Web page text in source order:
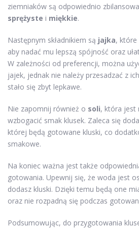
ziemniaków są odpowiednio
sprężyste i miękkie.
Następnym składnikiem są jajka, które
aby nadać mu lepszą spójność oraz
W zależności od preferencji, można
jajek, jednak nie należy przesadzać z
stało się zbyt lepkawe.
Nie zapomnij również o soli, która jest
wzbogacić smak klusek. Zaleca się
której będą gotowane kluski, co
smakowe.
Na koniec ważna jest także
gotowania. Upewnij się, że woda jest
dodasz kluski. Dzięki temu będą one
oraz nie rozpadną się podczas
Podsumowując, do przygotowania